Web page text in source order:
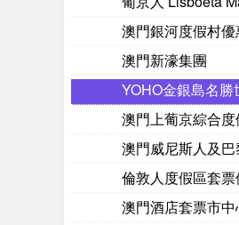
澳門銀河度假村優
澳門新濠集團
YOHO金銀島名勝
澳門上葡京綜合
澳門威尼斯人及巴
倫敦人度假區套
澳門酒店套票市中